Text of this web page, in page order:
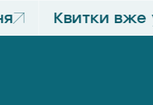
Квитки вже